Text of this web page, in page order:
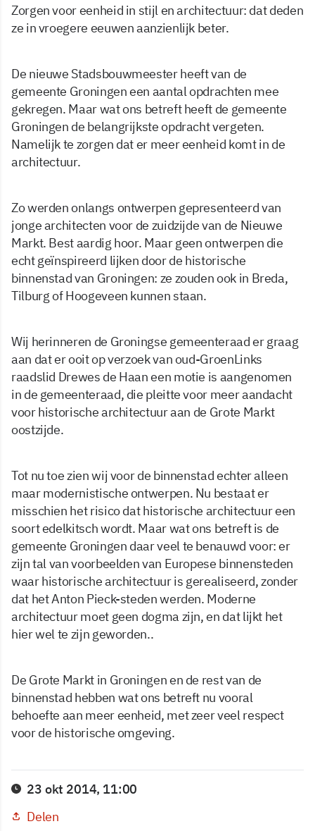
Zorgen voor eenheid in stijl en architectuur: dat deden
ze in vroegere eeuwen aanzienlijk beter.
De nieuwe Stadsbouwmeester heeft van de
gemeente Groningen een aantal opdrachten mee
gekregen. Maar wat ons betreft heeft de gemeente
Groningen de belangrijkste opdracht vergeten.
Namelijk te zorgen dat er meer eenheid komt in de
architectuur.
Zo werden onlangs ontwerpen gepresenteerd van
jonge architecten voor de zuidzijde van de Nieuwe
Markt. Best aardig hoor. Maar geen ontwerpen die
echt geïnspireerd lijken door de historische
binnenstad van Groningen: ze zouden ook in Breda,
Tilburg of Hoogeveen kunnen staan.
Wij herinneren de Groningse gemeenteraad er graag
aan dat er ooit op verzoek van oud-GroenLinks
raadslid Drewes de Haan een motie is aangenomen
in de gemeenteraad, die pleitte voor meer aandacht
voor historische architectuur aan de Grote Markt
oostzijde.
Tot nu toe zien wij voor de binnenstad echter alleen
maar modernistische ontwerpen. Nu bestaat er
misschien het risico dat historische architectuur een
soort edelkitsch wordt. Maar wat ons betreft is de
gemeente Groningen daar veel te benauwd voor: er
zijn tal van voorbeelden van Europese binnensteden
waar historische architectuur is gerealiseerd, zonder
dat het Anton Pieck-steden werden. Moderne
architectuur moet geen dogma zijn, en dat lijkt het
hier wel te zijn geworden..
De Grote Markt in Groningen en de rest van de
binnenstad hebben wat ons betreft nu vooral
behoefte aan meer eenheid, met zeer veel respect
voor de historische omgeving.
23 okt 2014, 11:00
Delen